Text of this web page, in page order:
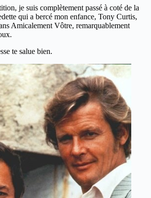
je suis complètement passé à coté de la
qui a bercé mon enfance, Tony Curtis,
Amicalement Vôtre, remarquablement
te salue bien.